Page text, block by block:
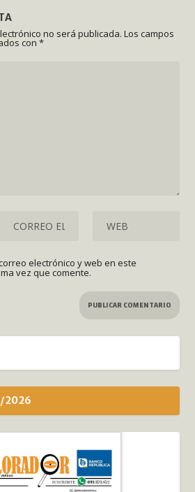
no será publicada. Los campos
con*
electrónico y web en este
vez que comente.
2026